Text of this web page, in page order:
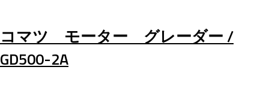
コマツ モーター グレーダー /
GD500-2A